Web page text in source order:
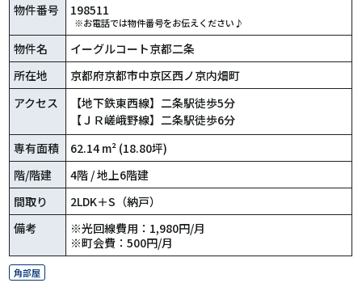
物件番号 198511
※お電話では物件番号をお伝えください♪
物件名
イーグルコート京都二条
所在地
京都府京都市中京区西ノ京内畑町
アクセス
【地下鉄東西線】二条駅徒歩5分
【ＪＲ嵯峨野線】二条駅徒歩6分
専有面積
62.14 m² (18.80坪)
階/階建
4階 / 地上6階建
間取り
2LDK＋S（納戸）
備考
※光回線費用：1,980円/月
※町会費：500円/月
角部屋